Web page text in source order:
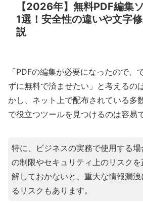
【2026年】無料PDF編集
1選！安全性の違いや文字
説
「PDFの編集が必要になったので、
ずに無料で済ませたい」と考えるの
かし、ネット上で配布されている多
で役立つツールを見つけるのは容易
特に、ビジネスの実務で使用する
の制限やセキュリティ上のリスクを
解しておかないと、重大な情報漏
るリスクもあります。